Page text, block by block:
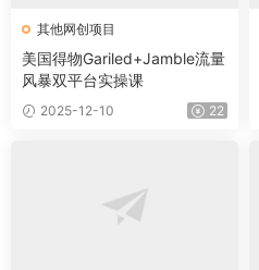
其他网创项目
美国得物Gariled+Jamble流量
风暴双平台实操课
2025-12-10 22